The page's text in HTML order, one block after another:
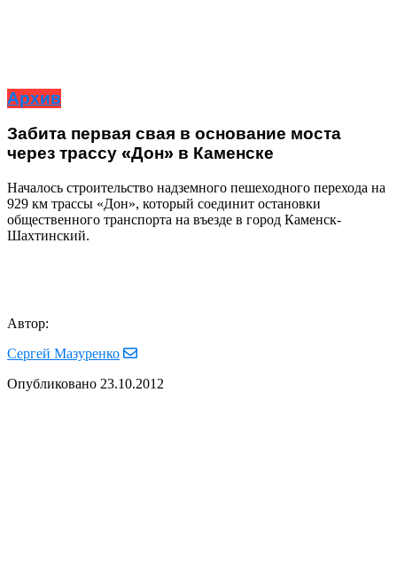
Архив
Забита первая свая в основание моста
через трассу «Дон» в Каменске
Началось строительство надземного пешеходного перехода на
929 км трассы «Дон», который соединит остановки
общественного транспорта на въезде в город Каменск-
Шахтинский.
Автор:
Сергей Мазуренко
Опубликовано 23.10.2012